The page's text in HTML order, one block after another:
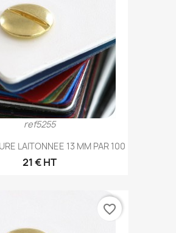
ref5255
LAITONNEE 13 MM PAR 100
21 € HT
favorite_border